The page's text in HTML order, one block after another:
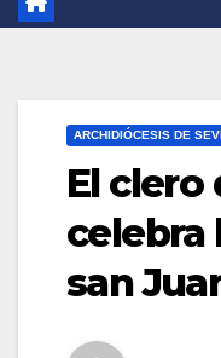
ARCHIDIÓCESIS DE
El clero
celebra
san